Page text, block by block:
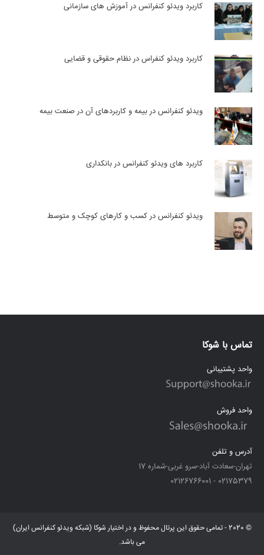
کاربرد ویدئو کنفرانس در آموزش های سازمانی
کاربرد ویدئو کنفراس در نظام حقوقی و قضایی
ویدئو کنفرانس در بیمه و کاربردهای آن در صنعت بیمه
کاربرد های ویدئو کنفرانس در بانکداری
ویدئو کنفرانس در کسب و کارهای کوچک و متوسط
تماس با شوکا
واحد پشتیبانی
واحد فروش
آدرس و تلفن
تهران-سعادت آباد-سرو غربی-شماره 17
02175379 - 02126766001
© 2020 - تمامی حقوق این پرتال محفوظ و در اختیار شوکا (شبکه ویدئو کنفرانس ایران)
می باشد.